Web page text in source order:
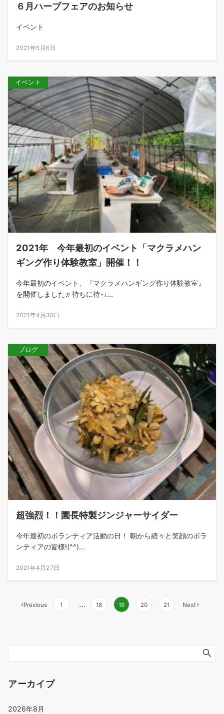
６月ハーブフェアのお知らせ
イベント
2021年5月6日
イベント
2021年 今年最初のイベント「マクラメハン
ギング作り体験教室」開催！！
今年最初のイベント、『マクラメハンギング作り体験教室』
を開催しました♬待ちに待っ...
2021年4月30日
ブログ
超強烈！！園長特製ジンジャーサイダー
今年最初のボランティア活動の日！ 朝から続々と笑顔のボラ
ンティアの皆様!(^^)...
2021年4月27日
Previous 1 … 18 19 20 21 Next
アーカイブ
2026年8月